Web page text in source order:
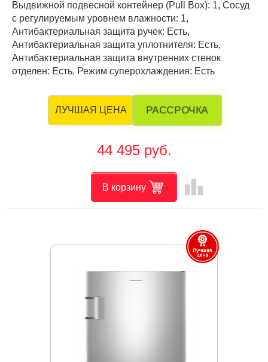
Выдвижной подвесной контейнер (Pull Box): 1, Cосуд
с регулируемым уровнем влажности: 1,
Антибактериальная защита ручек: Есть,
Антибактериальная защита уплотнителя: Есть,
Антибактериальная защита внутренних стенок
отделен: Есть, Режим суперохлаждения: Есть
ЛУЧШАЯ ЦЕНА РАССРОЧКА
44 495 руб.
В корзину leaderboard